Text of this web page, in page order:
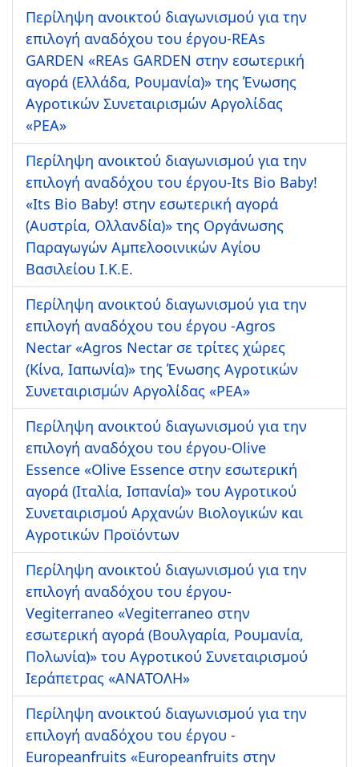
Περίληψη ανοικτού διαγωνισμού για την
επιλογή αναδόχου του έργου-REAs
GARDEN «REAs GARDEN στην εσωτερική
αγορά (Ελλάδα, Ρουμανία)» της Ένωσης
Αγροτικών Συνεταιρισμών Αργολίδας
«ΡΕΑ»
Περίληψη ανοικτού διαγωνισμού για την
επιλογή αναδόχου του έργου-Its Bio Baby!
«Its Bio Baby! στην εσωτερική αγορά
(Αυστρία, Ολλανδία)» της Οργάνωσης
Παραγωγών Αμπελοοινικών Αγίου
Βασιλείου Ι.Κ.Ε.
Περίληψη ανοικτού διαγωνισμού για την
επιλογή αναδόχου του έργου -Agros
Nectar «Agros Nectar σε τρίτες χώρες
(Κίνα, Ιαπωνία)» της Ένωσης Αγροτικών
Συνεταιρισμών Αργολίδας «ΡΕΑ»
Περίληψη ανοικτού διαγωνισμού για την
επιλογή αναδόχου του έργου-Olive
Essence «Olive Essence στην εσωτερική
αγορά (Ιταλία, Ισπανία)» του Αγροτικού
Συνεταιρισμού Αρχανών Βιολογικών και
Αγροτικών Προϊόντων
Περίληψη ανοικτού διαγωνισμού για την
επιλογή αναδόχου του έργου-
Vegiterraneo «Vegiterraneo στην
εσωτερική αγορά (Βουλγαρία, Ρουμανία,
Πολωνία)» του Αγροτικού Συνεταιρισμού
Ιεράπετρας «ΑΝΑΤΟΛΗ»
Περίληψη ανοικτού διαγωνισμού για την
επιλογή αναδόχου του έργου -
Europeanfruits «Europeanfruits στην